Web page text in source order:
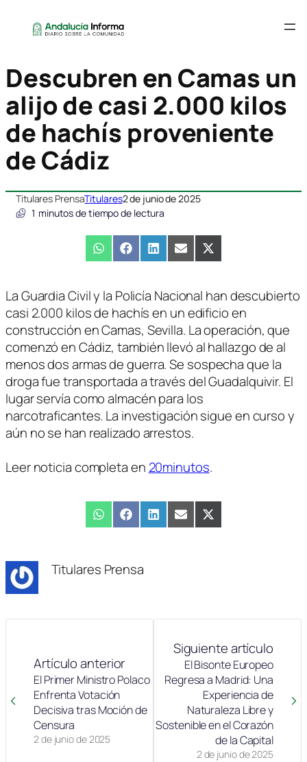
Descubren en Camas un
alijo de casi 2.000 kilos
de hachís proveniente
de Cádiz
Titulares PrensaTitulares2 de junio de 2025
1 minutos de tiempo de lectura
Compartir
en
WhatsAppCompartir
en
FacebookCompartir
en
LinkedInCompartir
en
EmailCompartir
en
X
(Twitter)
La Guardia Civil y la Policía Nacional han descubierto
casi 2.000 kilos de hachís en un edificio en
construcción en Camas, Sevilla. La operación, que
comenzó en Cádiz, también llevó al hallazgo de al
menos dos armas de guerra. Se sospecha que la
droga fue transportada a través del Guadalquivir. El
lugar servía como almacén para los
narcotraficantes. La investigación sigue en curso y
aún no se han realizado arrestos.
Leer noticia completa en 20minutos.
Compartir
en
WhatsAppCompartir
en
FacebookCompartir
en
LinkedInCompartir
en
EmailCompartir
en
X
(Twitter)
Titulares Prensa
Artículo anterior
2 de junio de 2025
El Primer Ministro Polaco
Enfrenta Votación
Decisiva tras Moción de
Censura
Siguiente artículo
2 de junio de 2025
El Bisonte Europeo
Regresa a Madrid: Una
Experiencia de
Naturaleza Libre y
Sostenible en el Corazón
de la Capital